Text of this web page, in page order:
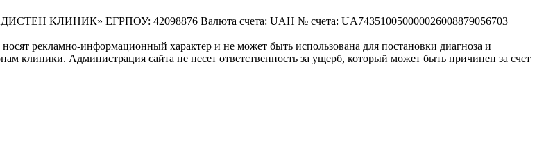
ЕГРПОУ: 42098876 Валюта счета: UAH № счета: UA743510050000026008879056703
рекламно-информационный характер и не может быть использована для постановки диагноза и
клиники. Администрация сайта не несет ответственность за ущерб, который может быть причинен за счет